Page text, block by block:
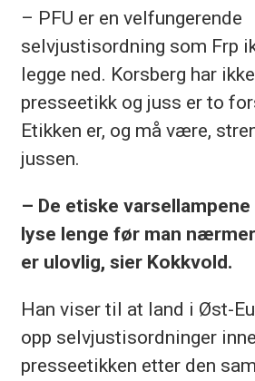
– PFU er en velfungerende
selvjustisordning som Frp
legge ned. Korsberg har
presseetikk og juss er to
Etikken er, og må være,
jussen.
– De etiske
lyse lenge før man
er ulovlig, sier Kokkvold.
Han viser til at land i Øst-
opp selvjustisordninger
presseetikken etter den